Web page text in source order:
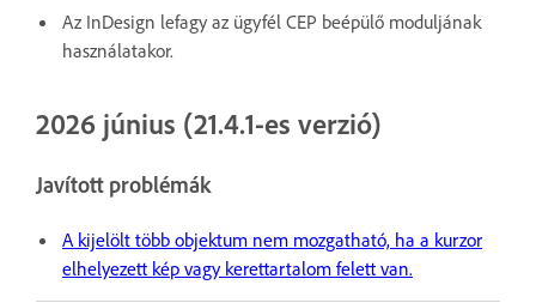
Az InDesign lefagy az ügyfél CEP beépülő moduljának
használatakor.
2026 június (21.4.1-es verzió)
Javított problémák
A kijelölt több objektum nem mozgatható, ha a kurzor
elhelyezett kép vagy kerettartalom felett van.